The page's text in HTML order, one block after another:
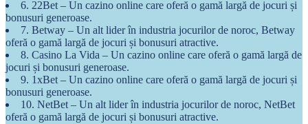
6. 22Bet – Un cazino online care oferă o gamă largă de jocuri și
bonusuri generoase.
7. Betway – Un alt lider în industria jocurilor de noroc, Betway
oferă o gamă largă de jocuri și bonusuri atractive.
8. Casino La Vida – Un cazino online care oferă o gamă largă de
jocuri și bonusuri generoase.
9. 1xBet – Un cazino online care oferă o gamă largă de jocuri și
bonusuri generoase.
10. NetBet – Un alt lider în industria jocurilor de noroc, NetBet
oferă o gamă largă de jocuri și bonusuri atractive.